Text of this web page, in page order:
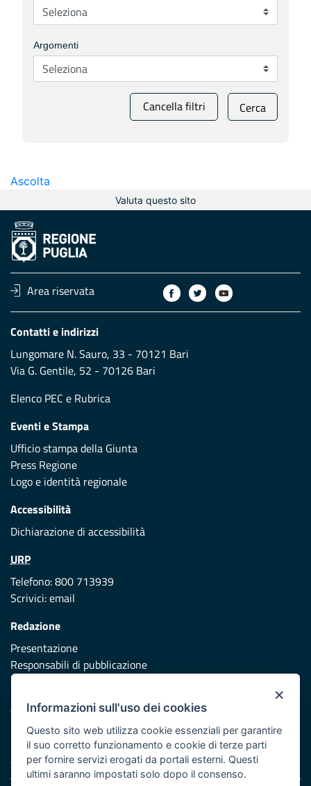
Argomenti
Cancella filtri Cerca
Ascolta
Valuta questo sito
Area riservata
Contatti e indirizzi
Lungomare N. Sauro, 33 - 70121 Bari
Via G. Gentile, 52 - 70126 Bari
Elenco PEC e Rubrica
Eventi e Stampa
Ufficio stampa della Giunta
Press Regione
Logo e identità regionale
Accessibilità
Dichiarazione di accessibilità
URP
Telefono: 800 713939
Scrivici:email
Redazione
Presentazione
Responsabili di pubblicazione
Vai al sito di Protezione Civile Puglia
Iniziativa finanziata con risorse del POR Puglia 2014/2020 -
Asse XI
×
Informazioni sull'uso dei cookies
Questo sito web utilizza cookie essenziali per garantire
il suo corretto funzionamento e cookie di terze parti
per fornire servizi erogati da portali esterni. Questi
ultimi saranno impostati solo dopo il consenso.